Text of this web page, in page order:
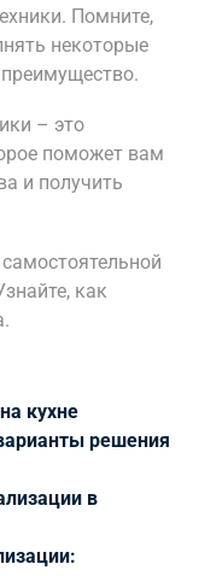
Помните,
некоторые
– это
поможет вам
и получить
как
кухне
решения
в